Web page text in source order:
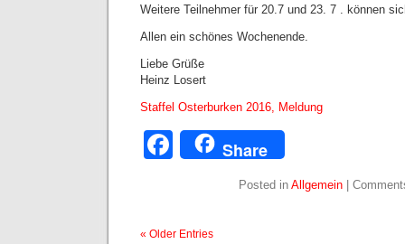
Weitere Teilnehmer für 20.7 und 23. 7 . können
Allen ein schönes Wochenende.
Liebe Grüße
Heinz Losert
Staffel Osterburken 2016, Meldung
Facebook
Share
Posted in Allgemein|
« Older Entries